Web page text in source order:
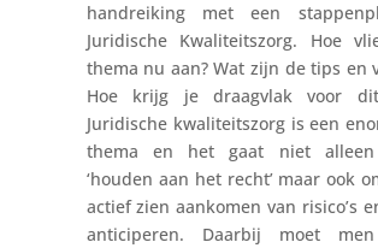
handreiking met een
Juridische Kwaliteitszorg. Hoe
thema nu aan? Wat zijn de tips en
Hoe krijg je draagvlak voor
Juridische kwaliteitszorg is een
thema en het gaat niet
‘houden aan het recht’ maar ook
actief zien aankomen van risico’s
anticiperen. Daarbij moet